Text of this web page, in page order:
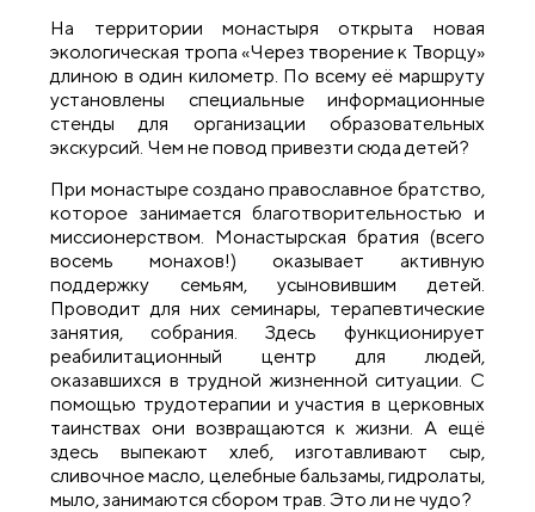
На территории монастыря открыта новая
экологическая тропа «Через творение к Творцу»
длиною в один километр. По всему её маршруту
установлены специальные информационные
стенды для организации образовательных
экскурсий. Чем не повод привезти сюда детей?
При монастыре создано православное братство,
которое занимается благотворительностью и
миссионерством. Монастырская братия (всего
восемь монахов!) оказывает активную
поддержку семьям, усыновившим детей.
Проводит для них семинары, терапевтические
занятия, собрания. Здесь функционирует
реабилитационный центр для людей,
оказавшихся в трудной жизненной ситуации. С
помощью трудотерапии и участия в церковных
таинствах они возвращаются к жизни. А ещё
здесь выпекают хлеб, изготавливают сыр,
сливочное масло, целебные бальзамы, гидролаты,
мыло, занимаются сбором трав. Это ли не чудо?